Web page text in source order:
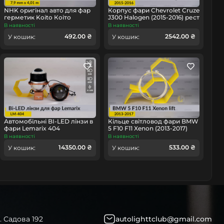
NHK оригінал авто для фар
герметик Koito Коіто
бутиловий шнур термо
В наявності
У кошик: 492.00 ₴
Корпус фари Chevrolet Cruze
J300 Halogen (2015-2016) рест
правий
В наявності
У кошик: 2542.00 ₴
Автомобільні BI-LED лінзи в
фари Lemarix 404
В наявності
У кошик: 14350.00 ₴
Кільце світловод фари BMW
5 F10 F11 Xenon (2013-2017)
рест мале внутрішнє angel
В наявності
У кошик: 533.00 ₴
Садова 192 autolighttclub@gmail.com